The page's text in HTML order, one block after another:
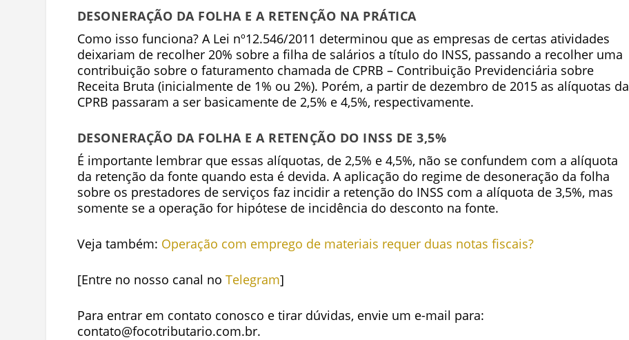
DESONERAÇÃO DA FOLHA E A RETENÇÃO NA PRÁTICA
Como isso funciona? A Lei nº12.546/2011 determinou que as empresas de certas atividades
deixariam de recolher 20% sobre a filha de salários a título do INSS, passando a recolher uma
contribuição sobre o faturamento chamada de CPRB – Contribuição Previdenciária sobre
Receita Bruta (inicialmente de 1% ou 2%). Porém, a partir de dezembro de 2015 as alíquotas da
CPRB passaram a ser basicamente de 2,5% e 4,5%, respectivamente.
DESONERAÇÃO DA FOLHA E A RETENÇÃO DO INSS DE 3,5%
É importante lembrar que essas alíquotas, de 2,5% e 4,5%, não se confundem com a alíquota
da retenção da fonte quando esta é devida. A aplicação do regime de desoneração da folha
sobre os prestadores de serviços faz incidir a retenção do INSS com a alíquota de 3,5%, mas
somente se a operação for hipótese de incidência do desconto na fonte.
Veja também: Operação com emprego de materiais requer duas notas fiscais?
[Entre no nosso canal no Telegram]
Para entrar em contato conosco e tirar dúvidas, envie um e-mail para:
contato@focotributario.com.br.